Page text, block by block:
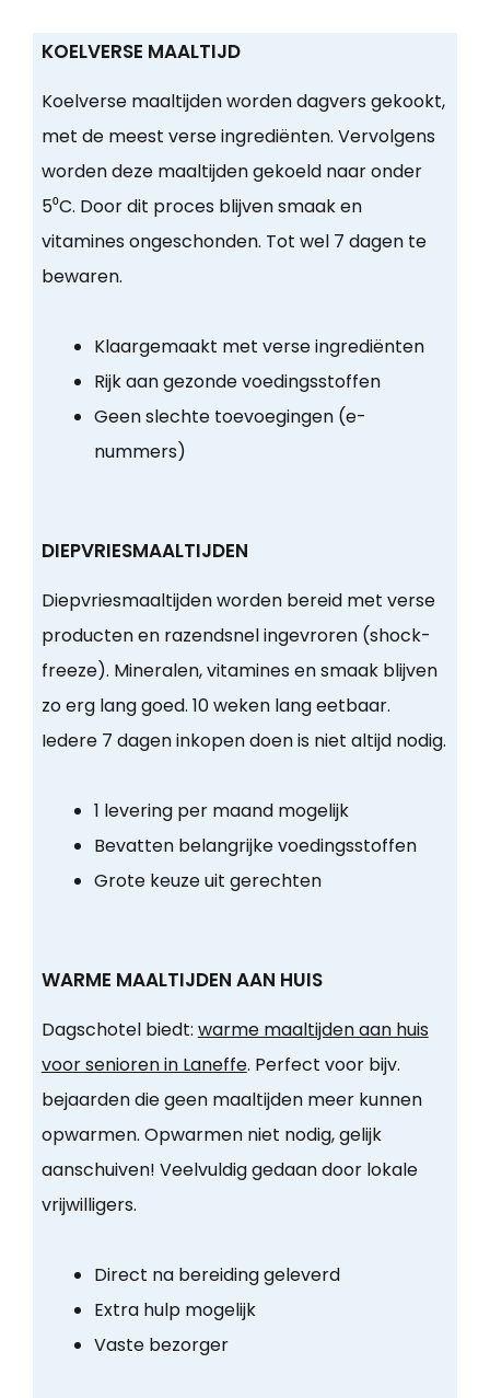
KOELVERSE MAALTIJD
Koelverse maaltijden worden dagvers gekookt,
met de meest verse ingrediënten. Vervolgens
worden deze maaltijden gekoeld naar onder
5⁰C. Door dit proces blijven smaak en
vitamines ongeschonden. Tot wel 7 dagen te
bewaren.
Klaargemaakt met verse ingrediënten
Rijk aan gezonde voedingsstoffen
Geen slechte toevoegingen (e-
nummers)
DIEPVRIESMAALTIJDEN
Diepvriesmaaltijden worden bereid met verse
producten en razendsnel ingevroren (shock-
freeze). Mineralen, vitamines en smaak blijven
zo erg lang goed. 10 weken lang eetbaar.
Iedere 7 dagen inkopen doen is niet altijd nodig.
1 levering per maand mogelijk
Bevatten belangrijke voedingsstoffen
Grote keuze uit gerechten
WARME MAALTIJDEN AAN HUIS
Dagschotel biedt: warme maaltijden aan huis
voor senioren in Laneffe. Perfect voor bijv.
bejaarden die geen maaltijden meer kunnen
opwarmen. Opwarmen niet nodig, gelijk
aanschuiven! Veelvuldig gedaan door lokale
vrijwilligers.
Direct na bereiding geleverd
Extra hulp mogelijk
Vaste bezorger